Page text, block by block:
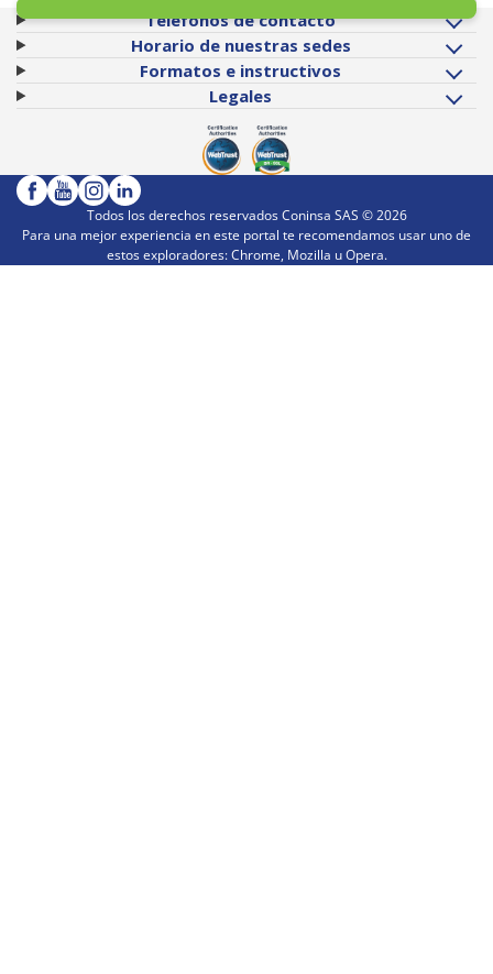
Teléfonos de contacto
Horario de nuestras sedes
Formatos e instructivos
Legales
Todos los derechos reservados Coninsa SAS ©2026
Para una mejor experiencia en este portal te recomendamos usar uno de
estos exploradores: Chrome, Mozilla u Opera.